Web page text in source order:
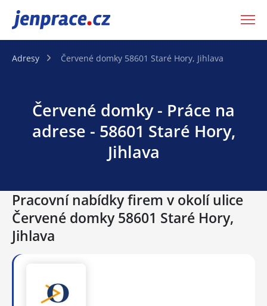
JenPráce.cz
Adresy Červené domky 58601 Staré Hory, Jihlava
Červené domky - Práce na
adrese - 58601 Staré Hory,
Jihlava
Pracovní nabídky firem v okolí ulice
Červené domky 58601 Staré Hory,
Jihlava